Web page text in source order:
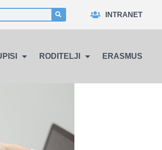
INTRANET
RODITELJI ERASMUS